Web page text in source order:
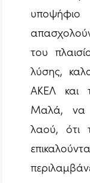
του
λύσης,
ΑΚΕΛ και
Μαλά, να
λαού, ότι